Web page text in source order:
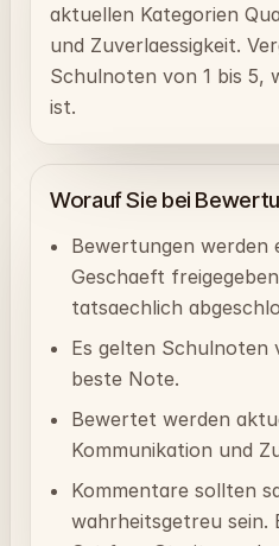
aktuellen Kategorien
und Zuverlaessigkeit.
Schulnoten von 1 bis 5,
ist.
Worauf Sie bei
Bewertungen werden
Geschaeft
tatsaechlich
Es gelten Schulnoten
beste Note.
Bewertet werden
Kommunikation und
Kommentare sollten
wahrheitsgetreu sein.